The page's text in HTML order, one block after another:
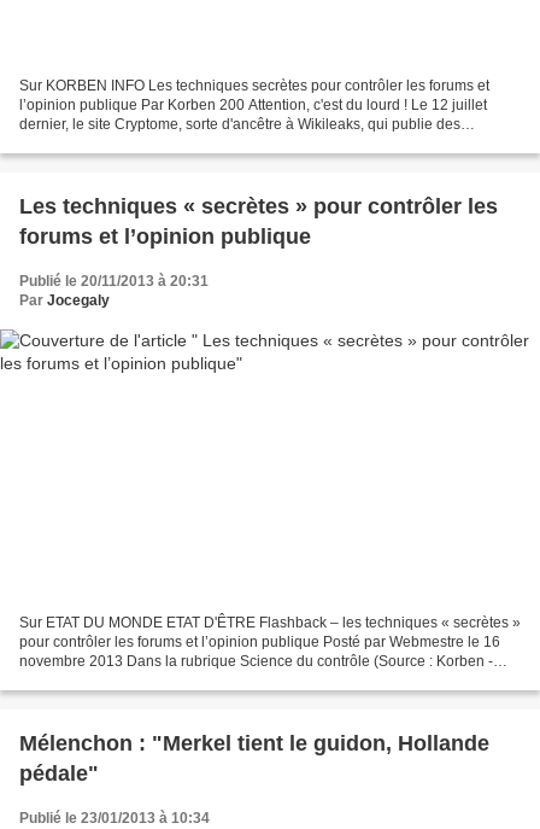
Sur KORBEN INFO Les techniques secrètes pour contrôler les forums et
l’opinion publique Par Korben 200 Attention, c'est du lourd ! Le 12 juillet
dernier, le site Cryptome, sorte d'ancêtre à Wikileaks, qui publie des
Les techniques « secrètes » pour contrôler les
forums et l’opinion publique
Publié le 20/11/2013 à 20:31
Par Jocegaly
Sur ETAT DU MONDE ETAT D'ÊTRE Flashback – les techniques « secrètes »
pour contrôler les forums et l’opinion publique Posté par Webmestre le 16
novembre 2013 Dans la rubrique Science du contrôle (Source : Korben -
Mélenchon : "Merkel tient le guidon, Hollande
pédale"
Publié le 23/01/2013 à 10:34